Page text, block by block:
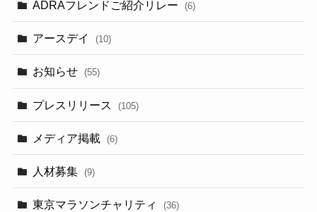
ADRAフレンドご紹介リレー (6)
アースデイ (10)
お知らせ (55)
プレスリリース (105)
メディア掲載 (6)
人材募集 (9)
東京マラソンチャリティ (36)